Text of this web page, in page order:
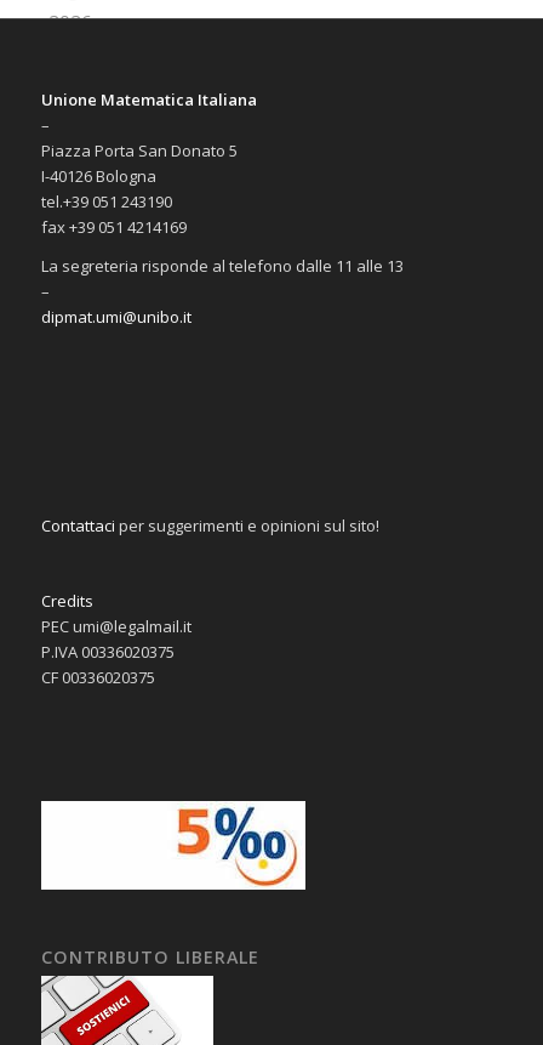
Unione Matematica Italiana
–
Piazza Porta San Donato 5
I-40126 Bologna
tel.+39 051 243190
fax +39 051 4214169
La segreteria risponde al telefono dalle 11 alle 13
–
dipmat.umi@unibo.it
Contattaci per suggerimenti e opinioni sul sito!
Credits
PEC umi@legalmail.it
P.IVA 00336020375
CF 00336020375
CONTRIBUTO LIBERALE